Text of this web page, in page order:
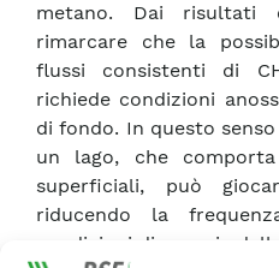
metano. Dai
rimarcare che la
flussi consistenti di
richiede condizioni
di fondo. In questo
un lago, che
superficiali, può
riducendo la
condizioni di anossia